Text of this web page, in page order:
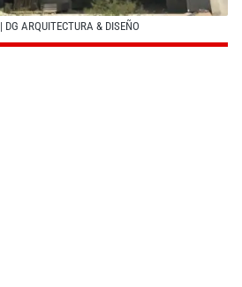
| DG ARQUITECTURA & DISEÑO